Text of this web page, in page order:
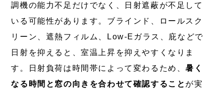
調機の能力不足だけでなく、日射遮蔽が不足して
いる可能性があります。ブラインド、ロールスク
リーン、遮熱フィルム、Low-Eガラス、庇などで
日射を抑えると、室温上昇を抑えやすくなりま
す。日射負荷は時間帯によって変わるため、暑く
なる時間と窓の向きを合わせて確認すること が実